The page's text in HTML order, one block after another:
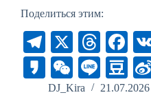
Поделиться этим:
Te
le
gr
X
T
hr
ea
Fa
ce
bo
K
ak
W
e
Li
ne
D
ou
DJ_Kira 21.07.2026